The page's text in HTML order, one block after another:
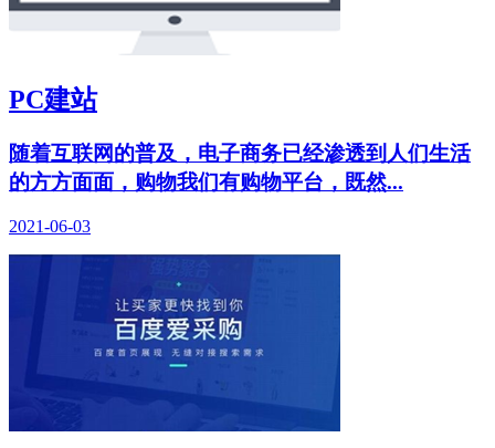
PC建站
随着互联网的普及，电子商务已经渗透到人们生活
的方方面面，购物我们有购物平台，既然...
2021-06-03